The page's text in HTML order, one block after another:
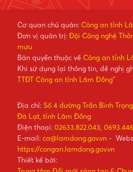
Cơ quan chủ quản: Công an tỉnh
Đơn vị quản trị: Đội Công nghệ
mưu
Bản quyền thuộc về Công an tỉnh
Khi sử dụng lại thông tin, đề nghị
TTĐT Công an tỉnh Lâm Đồng"
Địa chỉ: Số 4 đường Trần Bình
Đà Lạt, tỉnh Lâm Đồng
Điện thoại: 02633.822.043,
E-mail: ca@lamdong.gov.vn -
https://congan.lamdong.gov.vn
Thiết kế bởi: